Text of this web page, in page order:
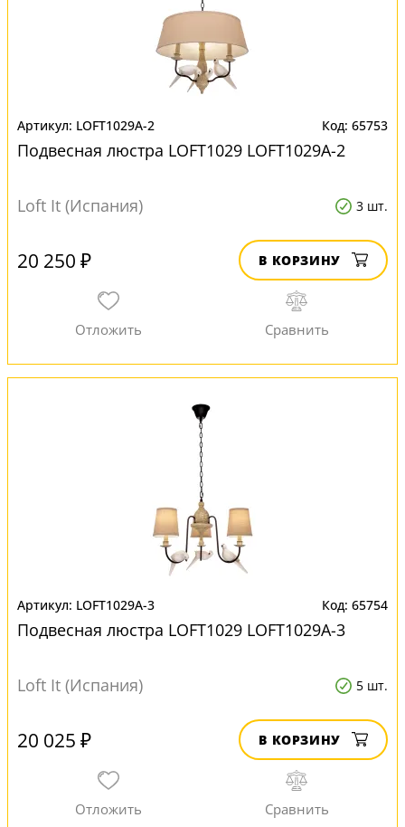
LOFT1029A-2 65753
Подвесная люстра LOFT1029 LOFT1029A-2
Loft It (Испания) 3 шт.
20 250 ₽ В КОРЗИНУ
LOFT1029A-3 65754
Подвесная люстра LOFT1029 LOFT1029A-3
Loft It (Испания) 5 шт.
20 025 ₽ В КОРЗИНУ